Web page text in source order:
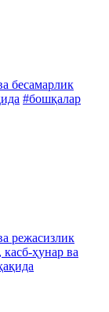
бесамарлик
#бошқалар
режасизлик
ҳунар ва